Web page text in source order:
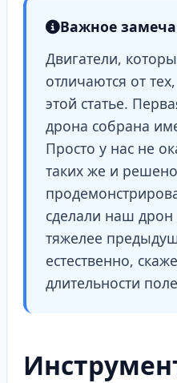
Важное
Двигатели,
отличаются от
этой статье.
дрона собрана
Просто у нас не
таких же и
сделали наш
тяжелее
естественно,
длительности